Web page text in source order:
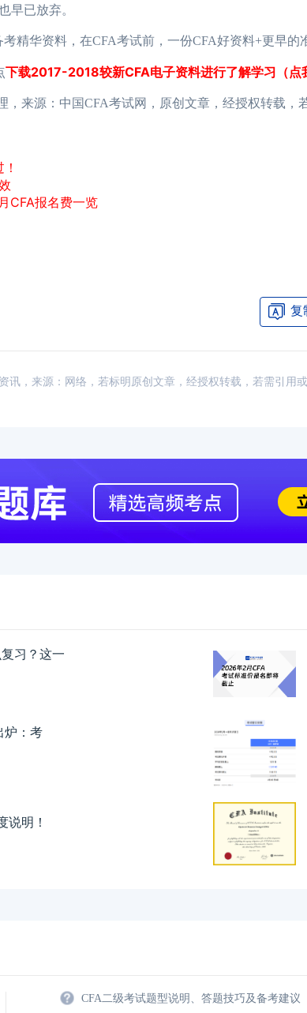
已放弃。
华资料，在CFA考试前，一份CFA好资料+更早的
下载2017-2018较新CFA电子资料进行了解学习（点
来源：中国CFA考试网，原创文章，经授权转载，
CFA报名费一览
复
讯，来源：网络，若标明原创文章，经授权转载，若需引用
习？这一
炉：考
说明！
CFA二级考试题型说明、答题技巧及备考建议
2024年CFA报名时间汇总 2023-
2024年CFA考试科目介绍 2023-